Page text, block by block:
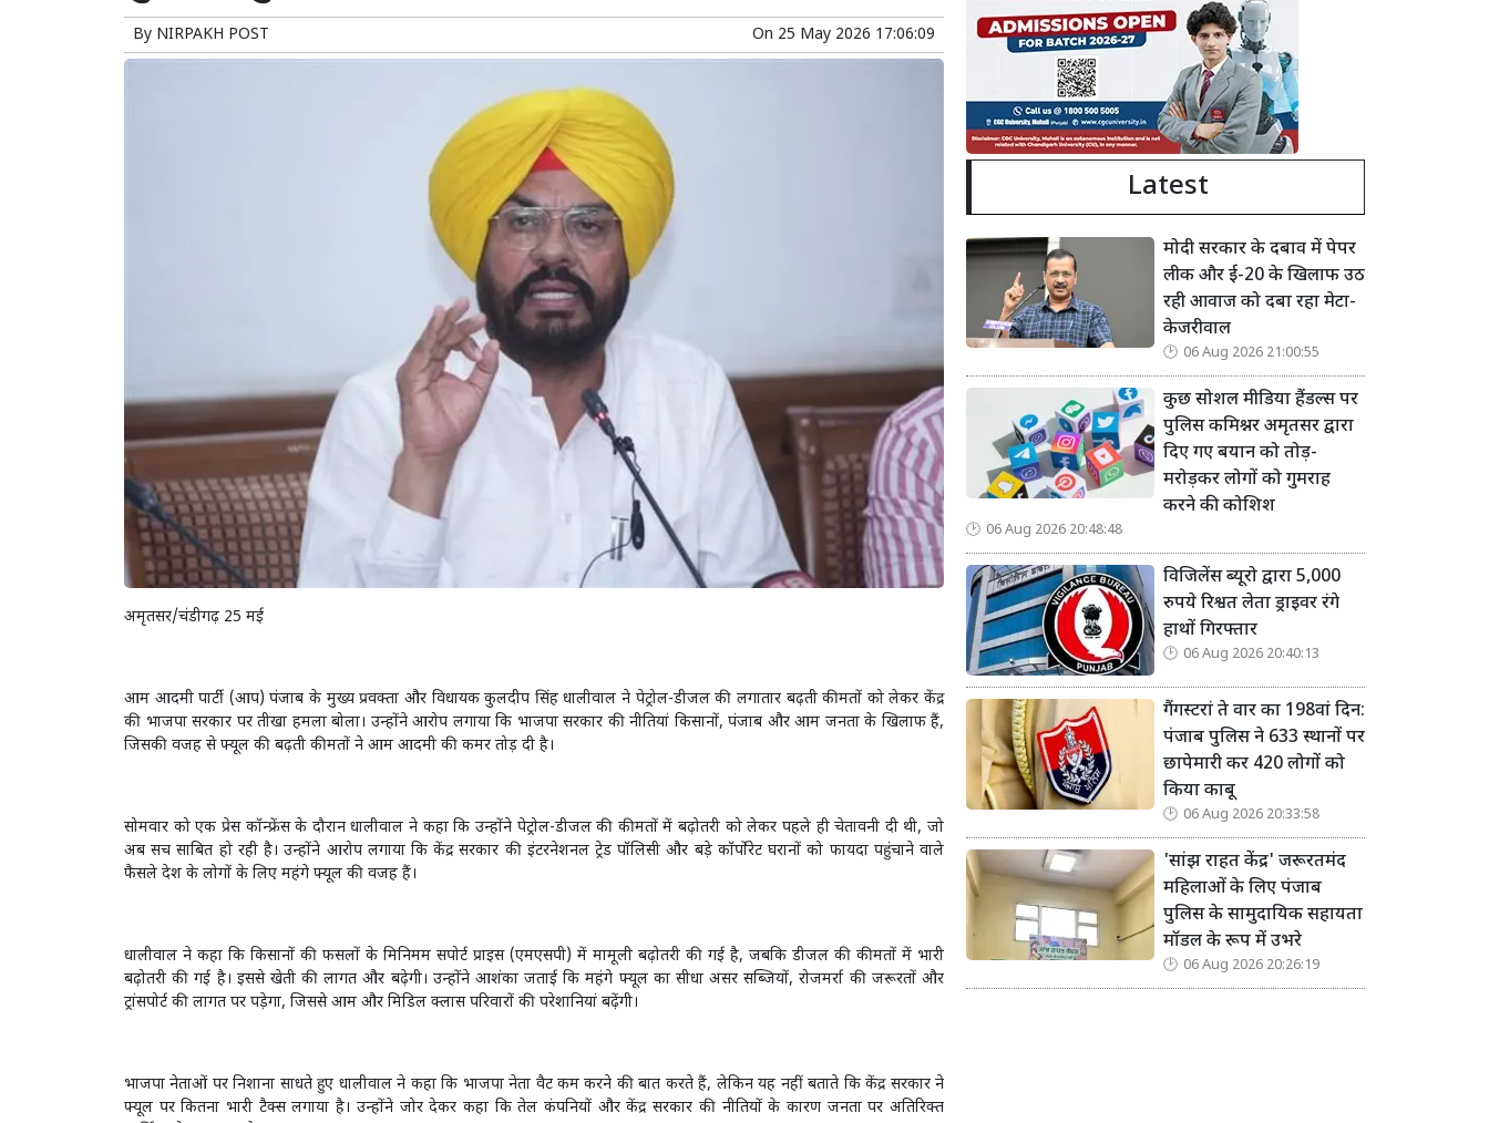
By NIRPAKH POST On 25 May 2026 17:06:09
अमृतसर/चंडीगढ़ 25 मई
आम आदमी पार्टी (आप) पंजाब के मुख्य प्रवक्ता और विधायक कुलदीप सिंह धालीवाल ने पेट्रोल-डीजल की लगातार बढ़ती कीमतों को लेकर केंद्र
की भाजपा सरकार पर तीखा हमला बोला। उन्होंने आरोप लगाया कि भाजपा सरकार की नीतियां किसानों, पंजाब और आम जनता के खिलाफ हैं,
जिसकी वजह से फ्यूल की बढ़ती कीमतों ने आम आदमी की कमर तोड़ दी है।
सोमवार को एक प्रेस कॉन्फ्रेंस के दौरान धालीवाल ने कहा कि उन्होंने पेट्रोल-डीजल की कीमतों में बढ़ोतरी को लेकर पहले ही चेतावनी दी थी, जो
अब सच साबित हो रही है। उन्होंने आरोप लगाया कि केंद्र सरकार की इंटरनेशनल ट्रेड पॉलिसी और बड़े कॉर्पोरेट घरानों को फायदा पहुंचाने वाले
फैसले देश के लोगों के लिए महंगे फ्यूल की वजह हैं।
धालीवाल ने कहा कि किसानों की फसलों के मिनिमम सपोर्ट प्राइस (एमएसपी) में मामूली बढ़ोतरी की गई है, जबकि डीजल की कीमतों में भारी
बढ़ोतरी की गई है। इससे खेती की लागत और बढ़ेगी। उन्होंने आशंका जताई कि महंगे फ्यूल का सीधा असर सब्जियों, रोजमर्रा की जरूरतों और
ट्रांसपोर्ट की लागत पर पड़ेगा, जिससे आम और मिडिल क्लास परिवारों की परेशानियां बढ़ेंगी।
भाजपा नेताओं पर निशाना साधते हुए धालीवाल ने कहा कि भाजपा नेता वैट कम करने की बात करते हैं, लेकिन यह नहीं बताते कि केंद्र सरकार ने
फ्यूल पर कितना भारी टैक्स लगाया है। उन्होंने जोर देकर कहा कि तेल कंपनियों और केंद्र सरकार की नीतियों के कारण जनता पर अतिरिक्त
Latest
मोदी सरकार के दबाव में पेपर
लीक और ई-20 के खिलाफ उठ
रही आवाज को दबा रहा मेटा-
केजरीवाल
06 Aug 2026 21:00:55
कुछ सोशल मीडिया हैंडल्स पर
पुलिस कमिश्नर अमृतसर द्वारा
दिए गए बयान को तोड़-
मरोड़कर लोगों को गुमराह
करने की कोशिश
06 Aug 2026 20:48:48
विजिलेंस ब्यूरो द्वारा 5,000
रुपये रिश्वत लेता ड्राइवर रंगे
हाथों गिरफ्तार
06 Aug 2026 20:40:13
गैंगस्टरां ते वार का 198वां दिन:
पंजाब पुलिस ने 633 स्थानों पर
छापेमारी कर 420 लोगों को
किया काबू
06 Aug 2026 20:33:58
'सांझ राहत केंद्र' जरूरतमंद
महिलाओं के लिए पंजाब
पुलिस के सामुदायिक सहायता
मॉडल के रूप में उभरे
06 Aug 2026 20:26:19